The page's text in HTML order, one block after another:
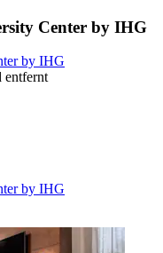
Center by IHG
by IHG
entfernt
by IHG